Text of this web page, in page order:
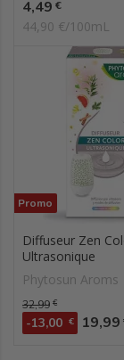
Prix
4,49 €
44,90 €/100mL
Promo
Diffuseur Zen
Ultrasonique
Phytosun Aroms
Prix de base
32,99 €
-13,00 € Prix
19,99